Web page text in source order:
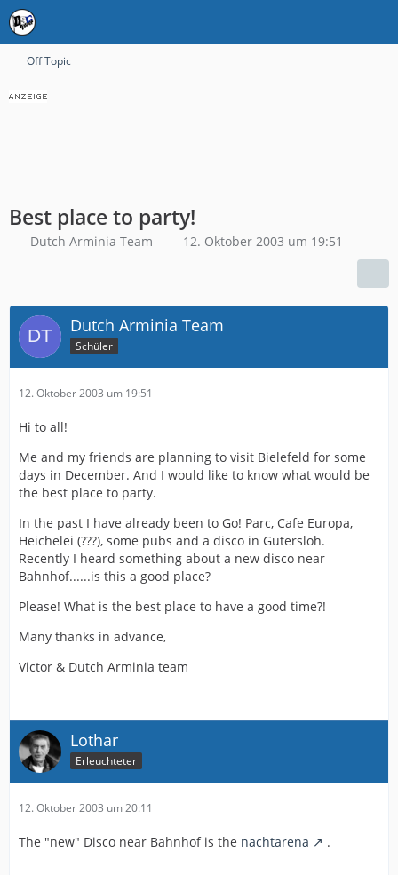
Off Topic
Best place to party!
Dutch Arminia Team 12. Oktober 2003 um 19:51
Dutch Arminia Team
Schüler
12. Oktober 2003 um 19:51
Hi to all!
Me and my friends are planning to visit Bielefeld for some
days in December. And I would like to know what would be
the best place to party.
In the past I have already been to Go! Parc, Cafe Europa,
Heichelei (???), some pubs and a disco in Gütersloh.
Recently I heard something about a new disco near
Bahnhof......is this a good place?
Please! What is the best place to have a good time?!
Many thanks in advance,
Victor & Dutch Arminia team
Lothar
Erleuchteter
12. Oktober 2003 um 20:11
The "new" Disco near Bahnhof is the nachtarena .